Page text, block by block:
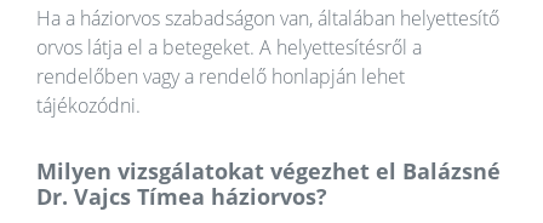
Ha a háziorvos szabadságon van, általában helyettesítő
orvos látja el a betegeket. A helyettesítésről a
rendelőben vagy a rendelő honlapján lehet
tájékozódni.
Milyen vizsgálatokat végezhet el Balázsné
Dr. Vajcs Tímea háziorvos?